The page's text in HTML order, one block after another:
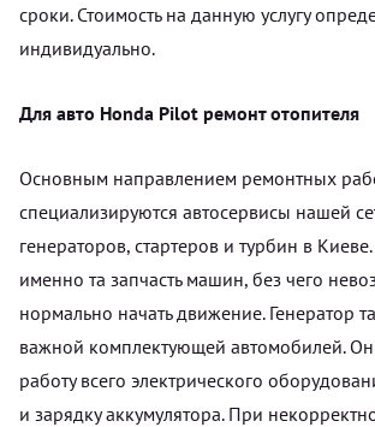
сроки. Стоимость на данную услугу
индивидуально.
Для авто Honda Pilot ремонт отопителя
Основным направлением ремонтных
специализируются автосервисы нашей
генераторов, стартеров и турбин в
именно та запчасть машин, без чего
нормально начать движение. Генератор
важной комплектующей автомобилей. Он
работу всего электрического
и зарядку аккумулятора. При